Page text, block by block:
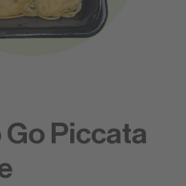
Go Piccata